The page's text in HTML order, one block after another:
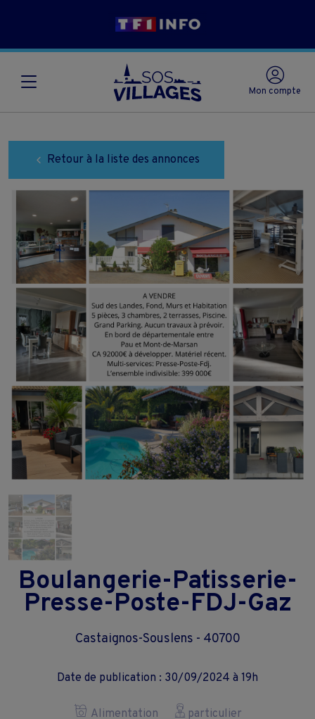
Mon compte
Retour à la liste des annonces
Boulangerie-Patisserie-
Presse-Poste-FDJ-Gaz
Castaignos-Souslens - 40700
Date de publication : 30/09/2024 à 19h
Alimentation particulier